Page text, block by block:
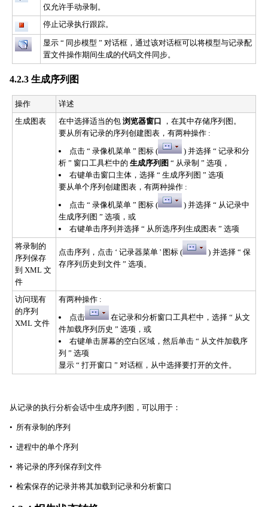
仅允许手动录制。
停止记录执行跟踪。
显示 “ 同步模型 ” 对话框，通过该对话框可以将模型与记录配
置文件操作期间生成的代码文件同步。
4.2.3 生成序列图
操作
详述
生成图表
在中选择适当的包 浏览器窗口
，在其中存储序列图。
要从所有记录的序列创建图表，有两种操作 :
点击 “ 录像机菜单 ” 图标 (
) 并选择 “ 记录和分
析 ” 窗口工具栏中的 生成序列图 “ 从录制 ” 选项，
右键单击窗口主体，选择 “ 生成序列图 ” 选项
要从单个序列创建图表，有两种操作 :
点击 “ 录像机菜单 ” 图标 (
) 并选择 “ 从记录中
生成序列图 ” 选项，或
右键单击序列并选择 “ 从所选序列生成图表 ” 选项
将录制的
序列保存
到 XML 文
件
点击序列，点击 ‘ 记录器菜单 ' 图标 (
) 并选择 “ 保
存序列历史到文件 ” 选项。
访问现有
的序列
XML 文件
有两种操作 :
点击
在记录和分析窗口工具栏中，选择 “ 从文
件加载序列历史 ” 选项，或
右键单击屏幕的空白区域，然后单击 “ 从文件加载序
列 ” 选项
显示 “ 打开窗口 ” 对话框，从中选择要打开的文件。
从记录的执行分析会话中生成序列图，可以用于：
• 所有录制的序列
• 进程中的单个序列
• 将记录的序列保存到文件
• 检索保存的记录并将其加载到记录和分析窗口